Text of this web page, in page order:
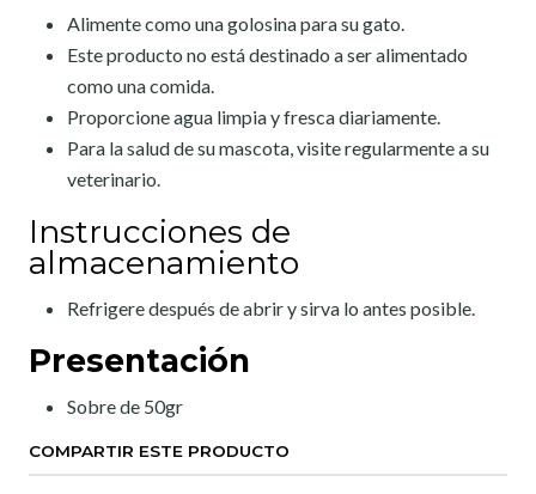
Alimente como una golosina para su gato.
Este producto no está destinado a ser alimentado
como una comida.
Proporcione agua limpia y fresca diariamente.
Para la salud de su mascota, visite regularmente a su
veterinario.
Instrucciones de
almacenamiento
Refrigere después de abrir y sirva lo antes posible.
Presentación
Sobre de 50gr
COMPARTIR ESTE PRODUCTO